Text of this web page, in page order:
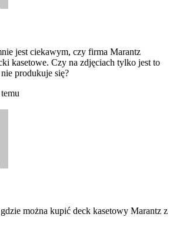
jest ciekawym, czy firma Marantz
kasetowe. Czy na zdjęciach tylko jest to
produkuje się?
można kupić deck kasetowy Marantz z